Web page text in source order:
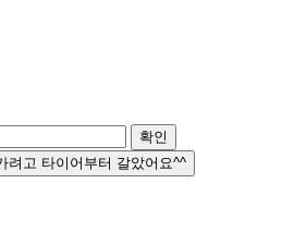
확인
려고 타이어부터 갈았어요^^